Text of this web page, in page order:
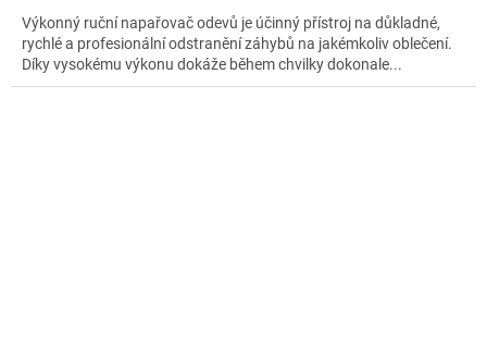
Výkonný ruční napařovač odevů je účinný přístroj na důkladné,
rychlé a profesionální odstranění záhybů na jakémkoliv oblečení.
Díky vysokému výkonu dokáže během chvilky dokonale...